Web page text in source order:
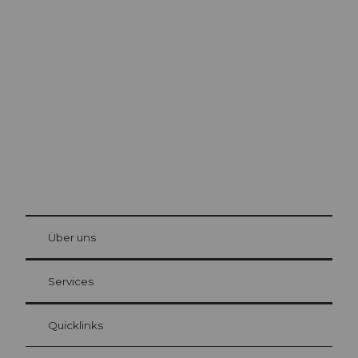
Gästekarte Luzern
Ihre Vorteile als Übernachtungsgast
at Bre
Über uns
Services
Quicklinks